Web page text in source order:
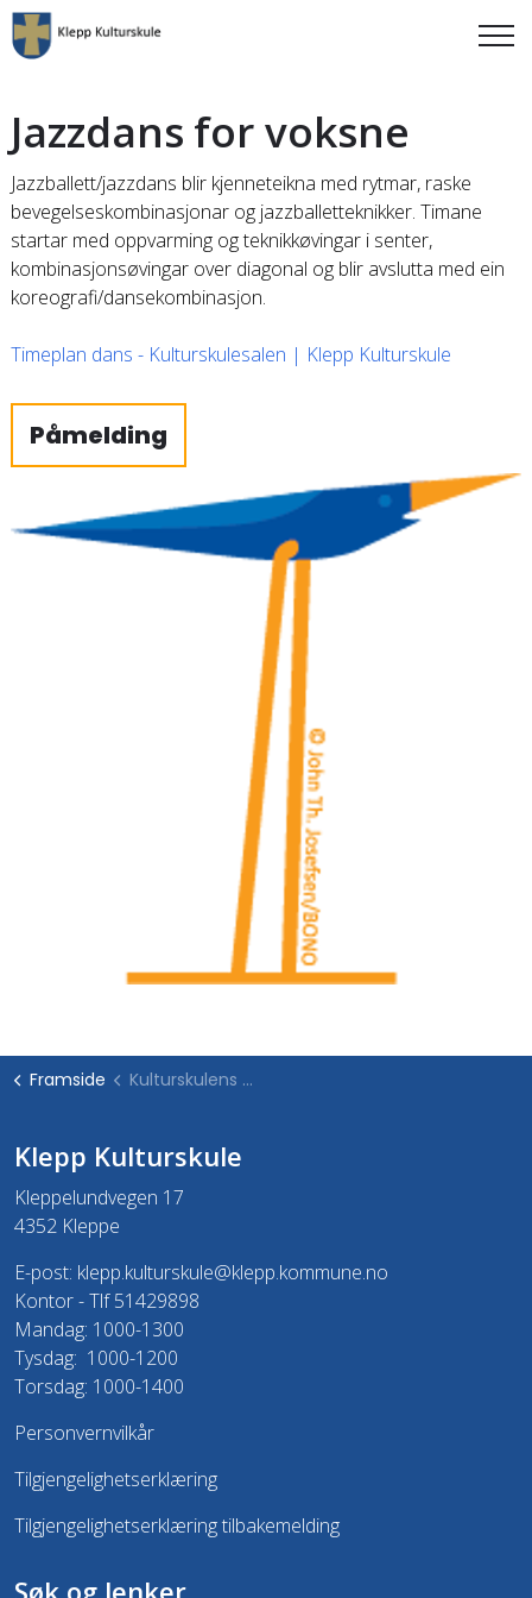
Jazzdans for voksne
Jazzballett/jazzdans blir kjenneteikna med rytmar, raske
bevegelseskombinasjonar og jazzballetteknikker. Timane
startar med oppvarming og teknikkøvingar i senter,
kombinasjonsøvingar over diagonal og blir avslutta med ein
koreografi/dansekombinasjon.
Timeplan dans - Kulturskulesalen | Klepp Kulturskule
Påmelding
Framside Kulturskulens fag
Klepp Kulturskule
Kleppelundvegen 17
4352 Kleppe
E-post: klepp.kulturskule@klepp.kommune.no
Kontor - Tlf 51429898
Mandag: 1000-1300
Tysdag: 1000-1200
Torsdag: 1000-1400
Personvernvilkår
Tilgjengelighetserklæring
Tilgjengelighetserklæring tilbakemelding
Søk og lenker